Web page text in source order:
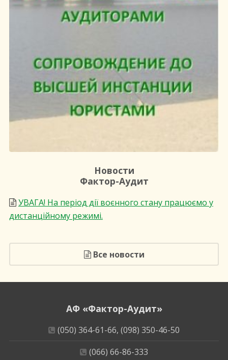
Новости
Фактор-Аудит
УВАГА! На період дії воєнного стану працюємо у
дистанційному режимі.
Все новости
АФ «Фактор-Аудит»
(050) 364-61-66, (098) 350-46-50
(066) 66-86-333